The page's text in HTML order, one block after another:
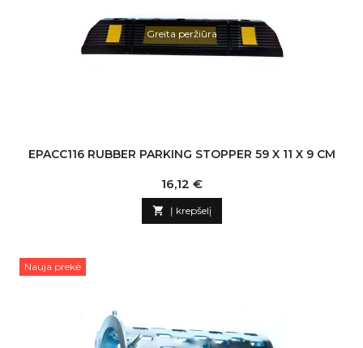
Greita peržiūra
EPACC116 RUBBER PARKING STOPPER 59 X 11 X 9 CM
Kaina
16,12 €
 Į krepšelį
Nauja prekė